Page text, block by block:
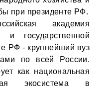
при президенте РФ.
академия
и государственной
РФ - крупнейший вуз
по всей России.
как национальная
экосистема в